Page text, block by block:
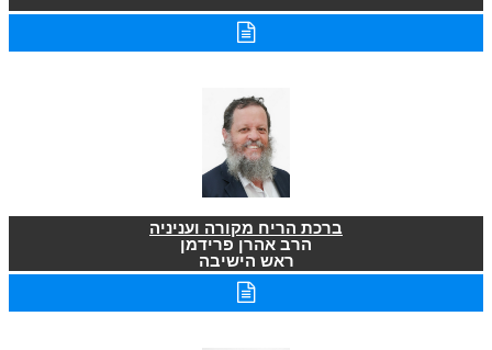
ברכת הריח מקורה ועניניה
הרב אהרן פרידמן
ראש הישיבה